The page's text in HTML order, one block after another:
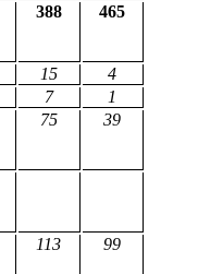
388 465
15
4
7
1
75 39
113 99